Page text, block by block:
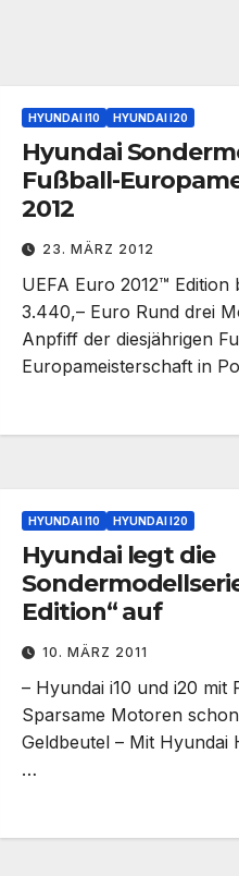
HYUNDAI I10 HYUNDAI I20
Hyundai
Fußball-
2012
23. MÄRZ 2012
UEFA Euro 2012™ Edition
3.440,– Euro Rund drei
Anpfiff der diesjährigen
Europameisterschaft in
HYUNDAI I10 HYUNDAI I20
Hyundai legt die
Edition“ auf
10. MÄRZ 2011
– Hyundai i10 und i20 mit
Sparsame Motoren
Geldbeutel – Mit Hyundai
…